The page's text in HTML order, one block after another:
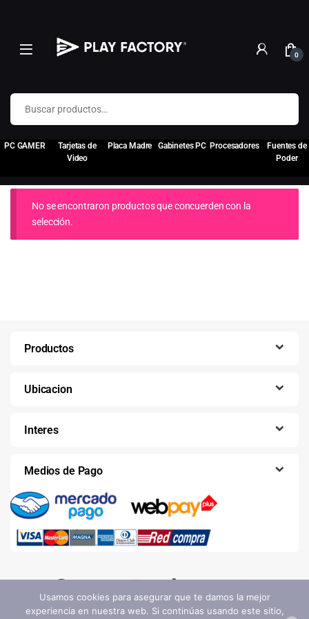
0
Buscar por:
PC GAMER
Tarjetas de
Video
Placa Madre Gabinetes PC Procesadores
Fuentes de
Poder
No se encontraron productos que concuerden con la
selección.
Productos
Ubicacion
Interes
Medios de Pago
Usamos cookies para asegurar que te damos la mejor
experiencia en nuestra web. Si continúas usando este sitio,